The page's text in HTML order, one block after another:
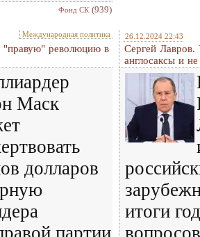
Фонд СК (939)
Международная политика
"правую" революцию в
Маск
долларов
партии
26.12.2024 22:43
Сергей Лавров.
англосаксы и не
итоги